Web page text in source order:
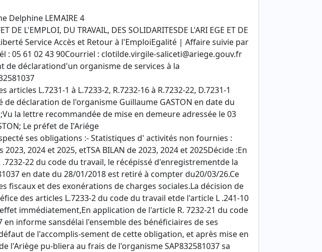
Delphine LEMAIRE 4
DE L'EMPLOI, DU TRAVAIL, DES SOLIDARITESDE L'ARI EGE ET DE
Service Accès et Retour à l'EmploiEgalité | Affaire suivie par
: 05 61 02 43 90Courriel : clotilde.virgile-saliceti@ariege.gouv.fr
de déclarationd'un organisme de services à la
L.7231-1 à L.7233-2, R.7232-16 à R.7232-22, D.7231-1
de déclaration de l'organisme Guillaume GASTON en date du
la lettre recommandée de mise en demeure adressée le 03
Le préfet de I'Ariége
ses obligations :- Statistiques d' activités non fournies :
2024 et 2025, etTSA BILAN de 2023, 2024 et 2025Décide :En
22 du code du travail, le récépissé d'enregistrementde la
en date du 28/01/2018 est retiré à compter du20/03/26.Ce
fiscaux et des exonérations de charges sociales.La décision de
des articles L.7233-2 du code du travail etde l'article L .241-10
immédiatement,En application de l'article R. 7232-21 du code
en informe sansdélai l'ensemble des bénéficiaires de ses
de l'accomplis-sement de cette obligation, et après mise en
l'Ariège pu-bliera au frais de l'organisme SAP832581037 sa